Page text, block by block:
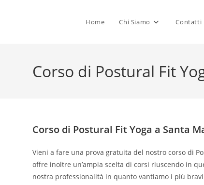
Home Chi Siamo Contatti
Corso di Postural Fit
Corso di Postural Fit Yoga a Santa
Vieni a fare una prova gratuita del nostro corso di
offre inoltre un’ampia scelta di corsi riuscendo in
nostra professionalità in quanto vantiamo i più